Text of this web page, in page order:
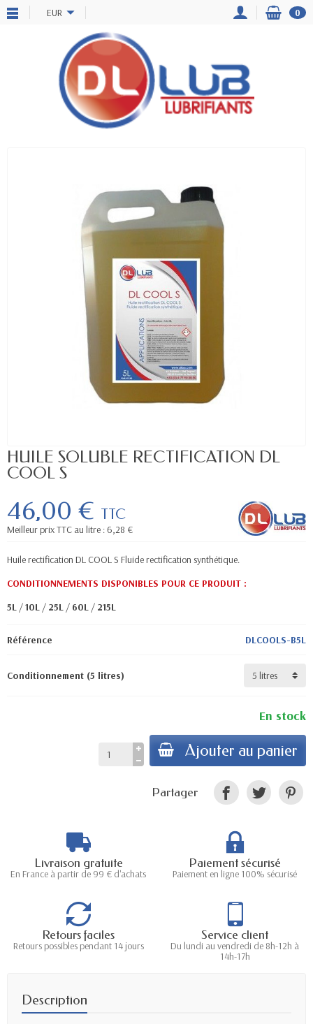
EUR 0
HUILE SOLUBLE RECTIFICATION DL
COOL S
46,00 € TTC
Meilleur prix TTC au litre : 6,28 €
Huile rectification DL COOL S Fluide rectification synthétique.
CONDITIONNEMENTS DISPONIBLES POUR CE PRODUIT :
5L /10L / 25L / 60L / 215L
Référence DLCOOLS-B5L
Conditionnement (5 litres)
En stock
Ajouter au panier
Partager
Livraison gratuite
En France à partir de 99 € d'achats
Paiement sécurisé
Paiement en ligne 100% sécurisé
Retours faciles
Retours possibles pendant 14 jours
Service client
Du lundi au vendredi de 8h-12h à
14h-17h
Description